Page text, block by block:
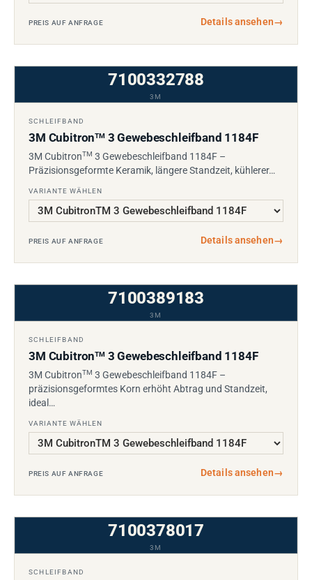
PREIS AUF ANFRAGE Details ansehen→
7100332788
3M
SCHLEIFBAND
3M CubitronTM3 Gewebeschleifband 1184F
3M CubitronTM 3 Gewebeschleifband 1184F –
Präzisionsgeformte Keramik, längere Standzeit, kühlerer…
VARIANTE WÄHLEN
PREIS AUF ANFRAGE Details ansehen→
7100389183
3M
SCHLEIFBAND
3M CubitronTM3 Gewebeschleifband 1184F
3M CubitronTM 3 Gewebeschleifband 1184F –
präzisionsgeformtes Korn erhöht Abtrag und Standzeit,
ideal…
VARIANTE WÄHLEN
PREIS AUF ANFRAGE Details ansehen→
7100378017
3M
SCHLEIFBAND